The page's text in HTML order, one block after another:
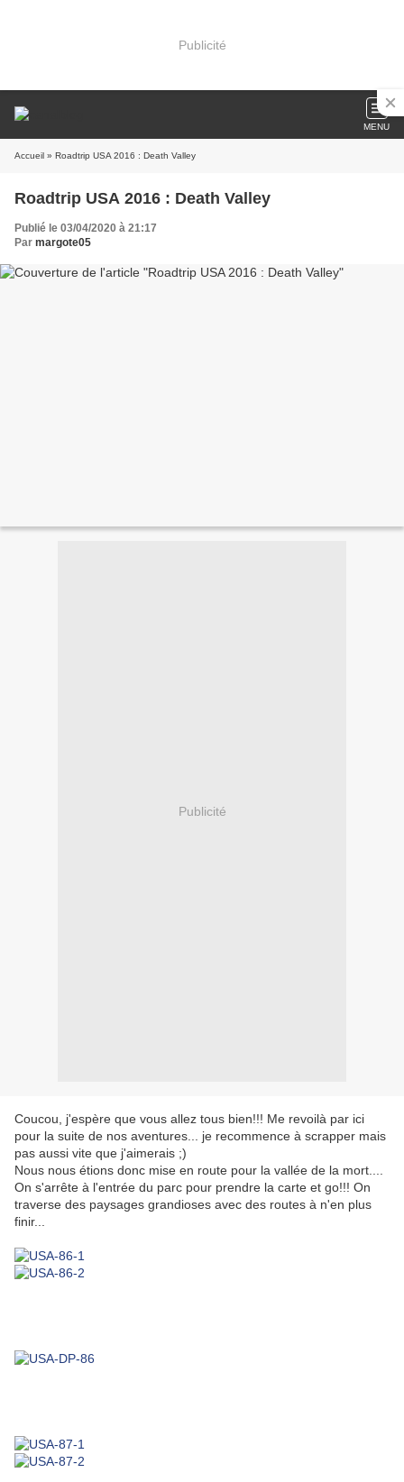
Publicité
MENU
Accueil » Roadtrip USA 2016 : Death Valley
Roadtrip USA 2016 : Death Valley
Publié le 03/04/2020 à 21:17
Par margote05
Publicité
Coucou, j'espère que vous allez tous bien!!! Me revoilà par ici
pour la suite de nos aventures... je recommence à scrapper mais
pas aussi vite que j'aimerais ;)
Nous nous étions donc mise en route pour la vallée de la mort....
On s'arrête à l'entrée du parc pour prendre la carte et go!!! On
traverse des paysages grandioses avec des routes à n'en plus
finir...